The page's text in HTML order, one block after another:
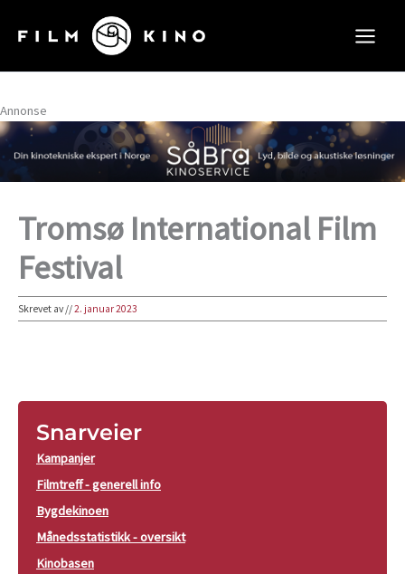
rett
innholdet
Annonse
Tromsø International Film
Festival
Skrevet av//2. januar 2023
Snarveier
Kampanjer
Filmtreff - generell info
Bygdekinoen
Månedsstatistikk - oversikt
Kinobasen